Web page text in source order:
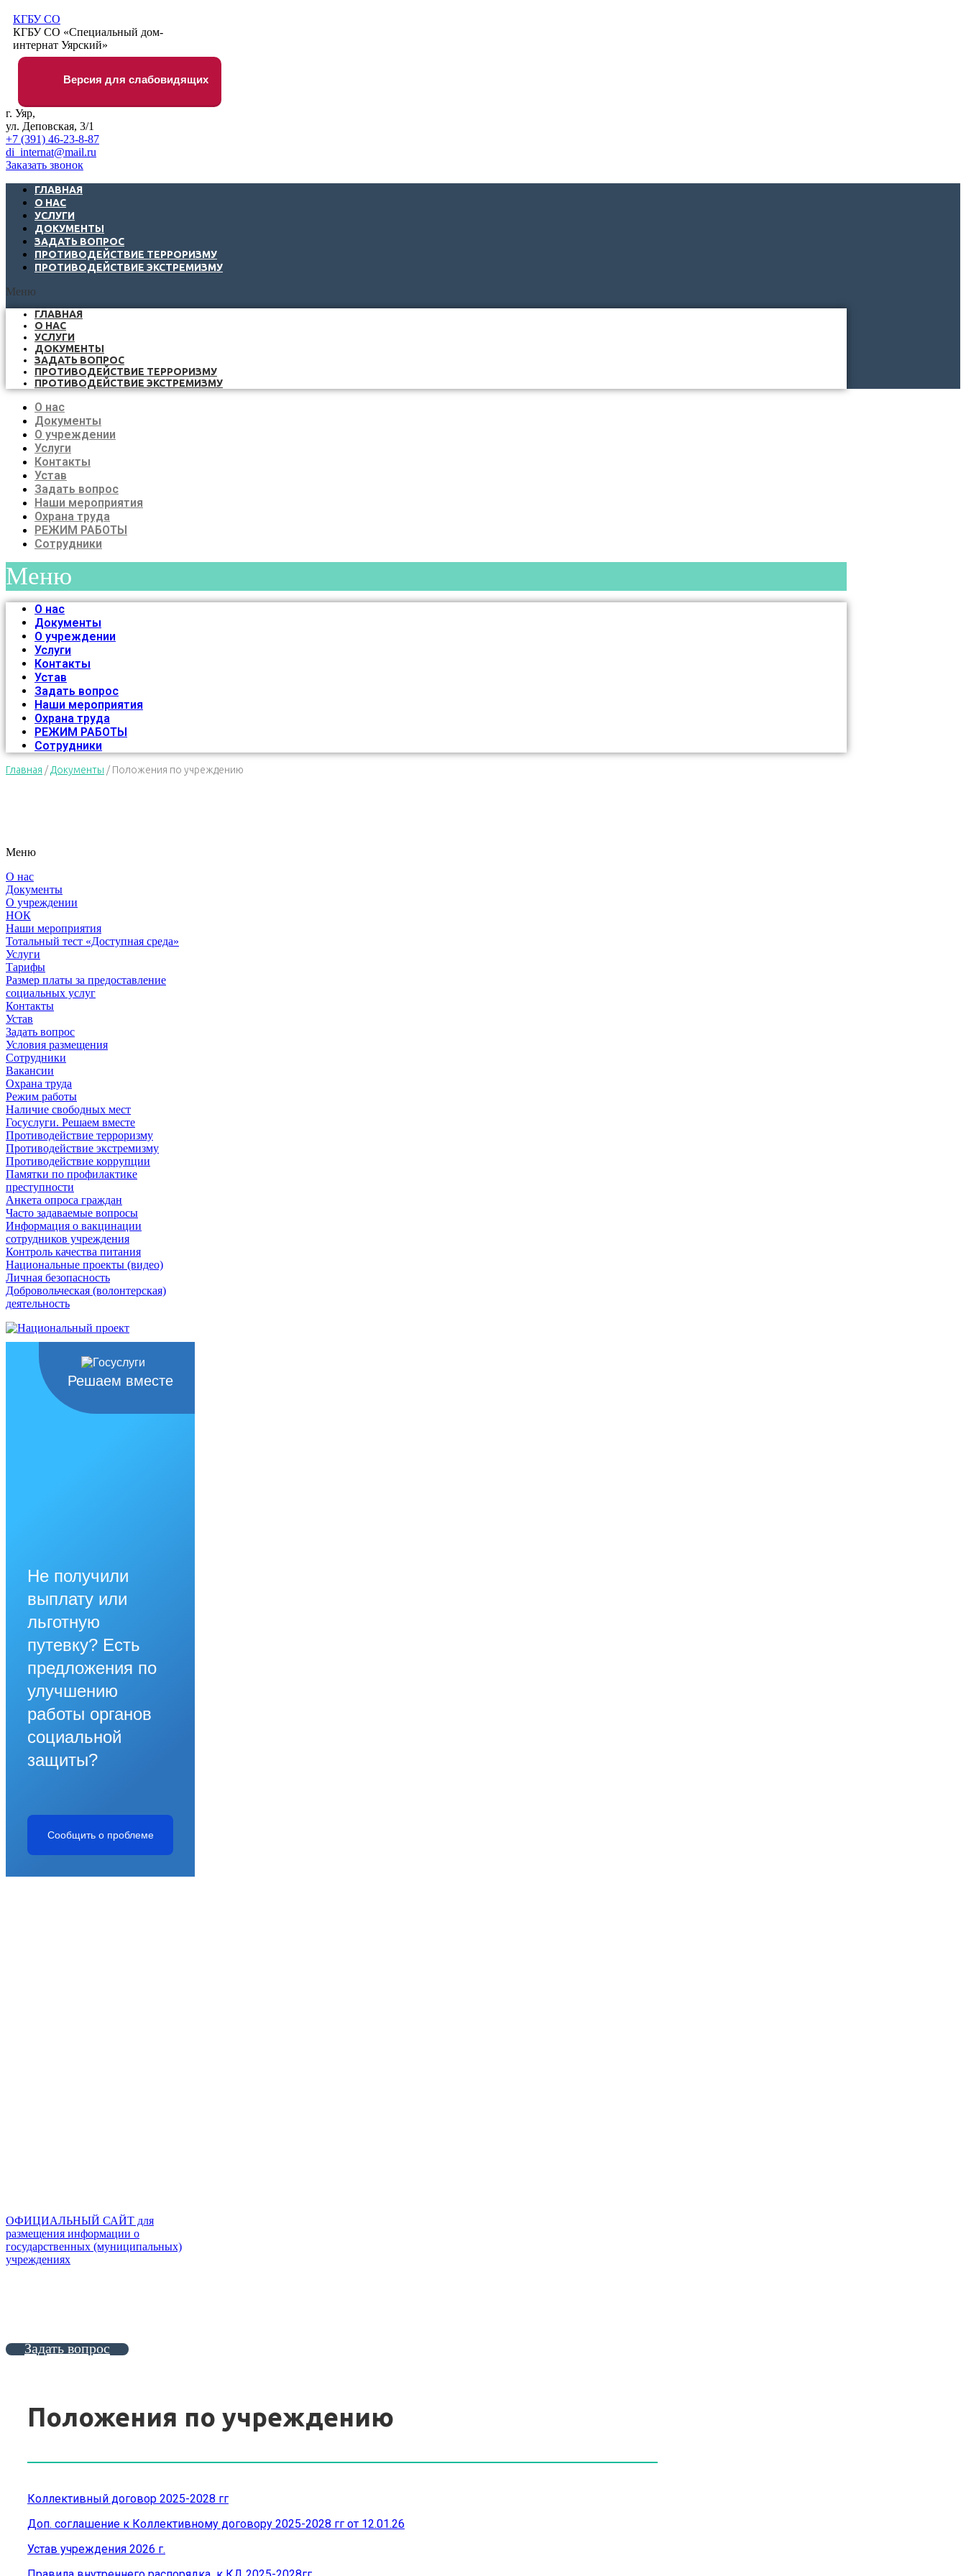
КГБУ СО
КГБУ СО «Специальный дом-
интернат Уярский»
Версия для слабовидящих
г. Уяр,
ул. Деповская, 3/1
+7 (391) 46-23-8-87
di_internat@mail.ru
Заказать звонок
ГЛАВНАЯ
О НАС
УСЛУГИ
ДОКУМЕНТЫ
ЗАДАТЬ ВОПРОС
ПРОТИВОДЕЙСТВИЕ ТЕРРОРИЗМУ
ПРОТИВОДЕЙСТВИЕ ЭКСТРЕМИЗМУ
Меню
ГЛАВНАЯ
О НАС
УСЛУГИ
ДОКУМЕНТЫ
ЗАДАТЬ ВОПРОС
ПРОТИВОДЕЙСТВИЕ ТЕРРОРИЗМУ
ПРОТИВОДЕЙСТВИЕ ЭКСТРЕМИЗМУ
О нас
Документы
О учреждении
Услуги
Контакты
Устав
Задать вопрос
Наши мероприятия
Охрана труда
РЕЖИМ РАБОТЫ
Сотрудники
Меню
О нас
Документы
О учреждении
Услуги
Контакты
Устав
Задать вопрос
Наши мероприятия
Охрана труда
РЕЖИМ РАБОТЫ
Сотрудники
Главная / Документы / Положения по учреждению
Меню
О нас
Документы
О учреждении
НОК
Наши мероприятия
Тотальный тест «Доступная среда»
Услуги
Тарифы
Размер платы за предоставление
социальных услуг
Контакты
Устав
Задать вопрос
Условия размещения
Сотрудники
Вакансии
Охрана труда
Режим работы
Наличие свободных мест
Госуслуги. Решаем вместе
Противодействие терроризму
Противодействие экстремизму
Противодействие коррупции
Памятки по профилактике
преступности
Анкета опроса граждан
Часто задаваемые вопросы
Информация о вакцинации
сотрудников учреждения
Контроль качества питания
Национальные проекты (видео)
Личная безопасность
Добровольческая (волонтерская)
деятельность
Решаем вместе
Не получили
выплату или
льготную
путевку? Есть
предложения по
улучшению
работы органов
социальной
защиты?
Сообщить о проблеме
ОФИЦИАЛЬНЫЙ САЙТ для
размещения информации о
государственных (муниципальных)
учреждениях
Задать вопрос
Положения по учреждению
Коллективный договор 2025-2028 гг
Доп. соглашение к Коллективному договору 2025-2028 гг от 12.01.26
Устав учреждения 2026 г.